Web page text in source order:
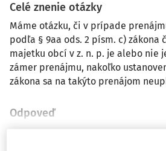
Celé znenie otázky
Máme otázku, či v prípade
podľa § 9aa ods. 2 písm. c) zákona
majetku obcí v z. n. p. je alebo nie
zámer prenájmu, nakoľko
zákona sa na takýto prenájom
Odpoveď